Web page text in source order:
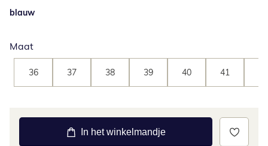
blauw
Maat
36 37 38 39 40 41
In het winkelmandje